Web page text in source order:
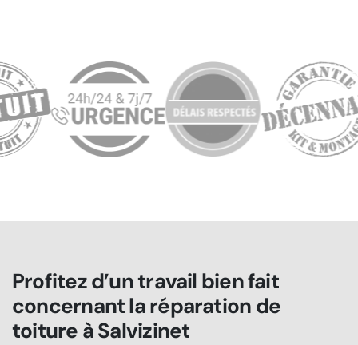
Profitez d’un travail bien fait
concernant la réparation de
toiture à Salvizinet